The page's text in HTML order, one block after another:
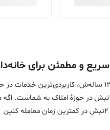
«2نبش» با تجربۀ 12 ساله‌ش،
بخشی از خدمات 2نبش در حوزۀ املاک